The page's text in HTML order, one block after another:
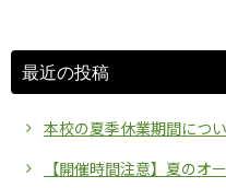
最近の投稿
本校の夏季休業期間につ
【開催時間注意】夏の